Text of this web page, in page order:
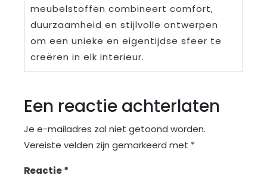
meubelstoffen combineert comfort,
duurzaamheid en stijlvolle ontwerpen
om een unieke en eigentijdse sfeer te
creëren in elk interieur.
Een reactie achterlaten
Je e-mailadres zal niet getoond worden.
Vereiste velden zijn gemarkeerd met *
Reactie*